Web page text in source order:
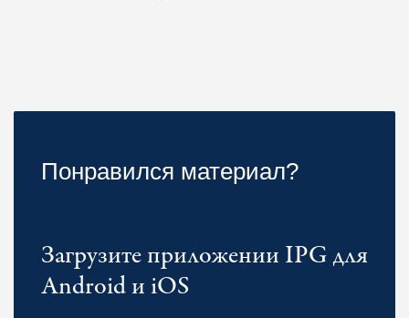
Понравился материал?
Загрузите приложении IPG для
Android и iOS